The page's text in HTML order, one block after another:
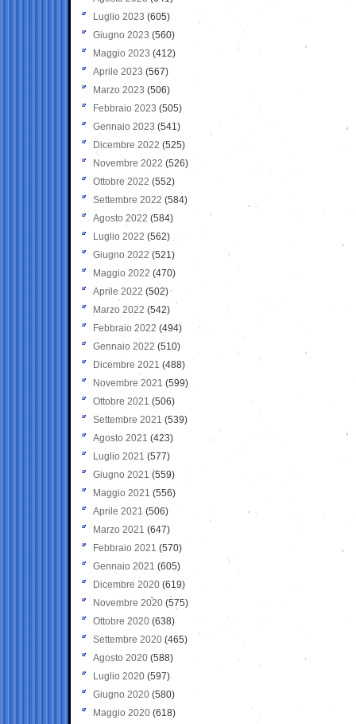
Luglio 2023 (605)
Giugno 2023 (560)
Maggio 2023 (412)
Aprile 2023 (567)
Marzo 2023 (506)
Febbraio 2023 (505)
Gennaio 2023 (541)
Dicembre 2022 (525)
Novembre 2022 (526)
Ottobre 2022 (552)
Settembre 2022 (584)
Agosto 2022 (584)
Luglio 2022 (562)
Giugno 2022 (521)
Maggio 2022 (470)
Aprile 2022 (502)
Marzo 2022 (542)
Febbraio 2022 (494)
Gennaio 2022 (510)
Dicembre 2021 (488)
Novembre 2021 (599)
Ottobre 2021 (506)
Settembre 2021 (539)
Agosto 2021 (423)
Luglio 2021 (577)
Giugno 2021(559)
Maggio 2021 (556)
Aprile 2021 (506)
Marzo 2021 (647)
Febbraio 2021 (570)
Gennaio 2021 (605)
Dicembre 2020 (619)
Novembre 2020 (575)
Ottobre 2020 (638)
Settembre 2020(465)
Agosto 2020 (588)
Luglio 2020 (597)
Giugno 2020 (580)
Maggio 2020 (618)